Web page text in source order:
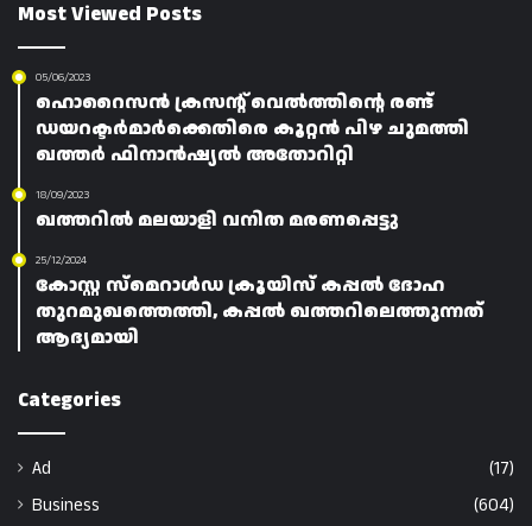
Most Viewed Posts
05/06/2023
ഹൊറൈസൻ ക്രസന്റ് വെൽത്തിന്റെ രണ്ട്
ഡയറക്ടർമാർക്കെതിരെ കൂറ്റൻ പിഴ ചുമത്തി
ഖത്തർ ഫിനാൻഷ്യൽ അതോറിറ്റി
18/09/2023
ഖത്തറിൽ മലയാളി വനിത മരണപ്പെട്ടു
25/12/2024
കോസ്റ്റ സ്മെറാൾഡ ക്രൂയിസ് കപ്പൽ ദോഹ
തുറമുഖത്തെത്തി, കപ്പൽ ഖത്തറിലെത്തുന്നത്
ആദ്യമായി
Categories
Ad
(17)
Business
(604)